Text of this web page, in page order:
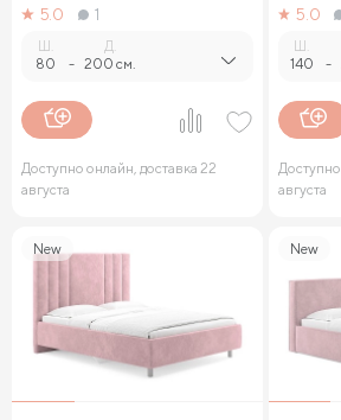
5.0
1
80 -
Д.
200 см.
Доступно онлайн, доставка 22
августа
5.0
140 -
августа
New New